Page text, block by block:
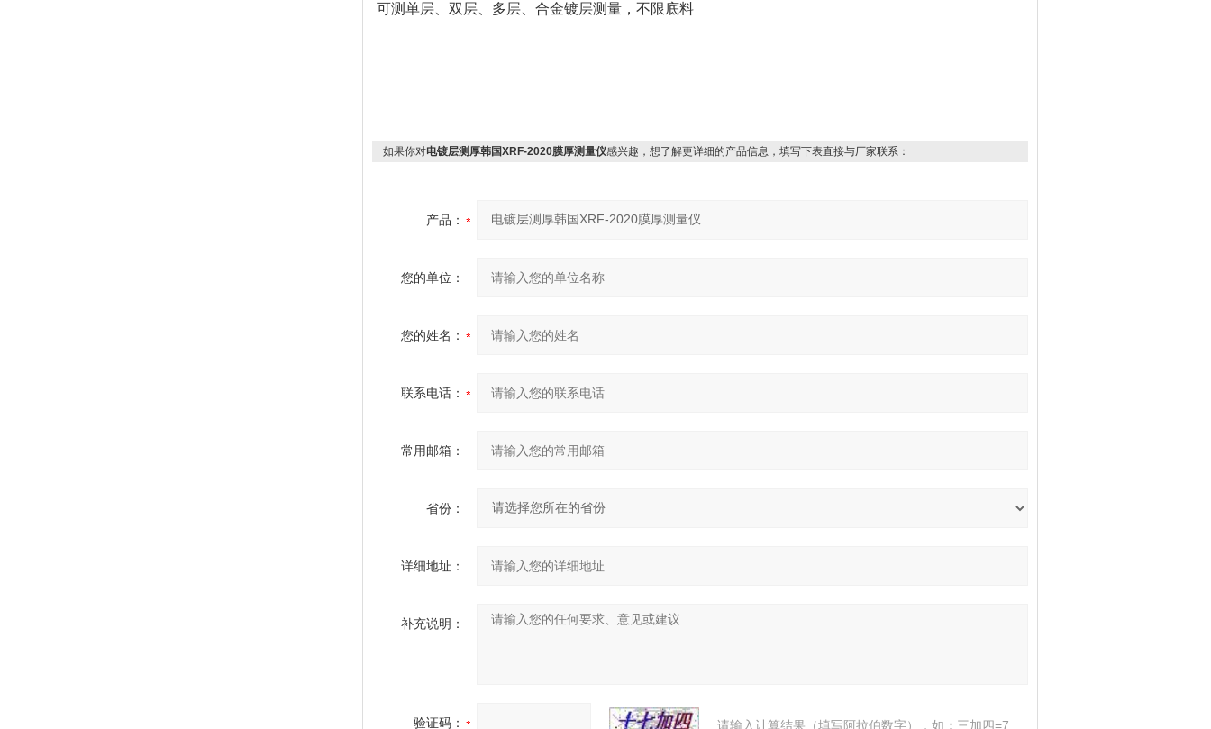
可测单层、双层、多层、合金镀层测量，不限底料
如果你对电镀层测厚韩国XRF-2020膜厚测量仪感兴趣，想了解更详细的产品信息，填写下表直接与厂家联系：
产品：
您的单位：
您的姓名：
联系电话：
常用邮箱：
省份：
详细地址：
补充说明：
验证码： 请输入计算结果（填写阿拉伯数字），如：三加四=7